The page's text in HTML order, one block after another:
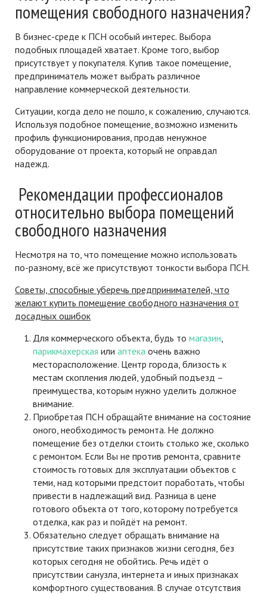
помещения свободного назначения?
В бизнес-среде к ПСН особый интерес. Выбора
подобных площадей хватает. Кроме того, выбор
присутствует у покупателя. Купив такое помещение,
предприниматель может выбрать различное
направление коммерческой деятельности.
Ситуации, когда дело не пошло, к сожалению, случаются.
Используя подобное помещение, возможно изменить
профиль функционирования, продав ненужное
оборудование от проекта, который не оправдал
надежд.
Рекомендации профессионалов
относительно выбора помещений
свободного назначения
Несмотря на то, что помещение можно использовать
по-разному, всё же присутствуют тонкости выбора ПСН.
Советы, способные уберечь предпринимателей, что
желают купить помещение свободного назначения от
досадных ошибок
Для коммерческого объекта, будь то магазин,
парикмахерская или аптека очень важно
месторасположение. Центр города, близость к
местам скопления людей, удобный подъезд –
преимущества, которым нужно уделить должное
внимание.
Приобретая ПСН обращайте внимание на состояние
оного, необходимость ремонта. Не должно
помещение без отделки стоить столько же, сколько
с ремонтом. Если Вы не против ремонта, сравните
стоимость готовых для эксплуатации объектов с
теми, над которыми предстоит поработать, чтобы
привести в надлежащий вид. Разница в цене
готового объекта от того, которому потребуется
отделка, как раз и пойдёт на ремонт.
Обязательно следует обращать внимание на
присутствие таких признаков жизни сегодня, без
которых сегодня не обойтись. Речь идёт о
присутствии санузла, интернета и иных признаках
комфортного существования. В случае отсутствия